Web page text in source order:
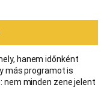
hanem időnként
más programot is
nem minden zene jelent